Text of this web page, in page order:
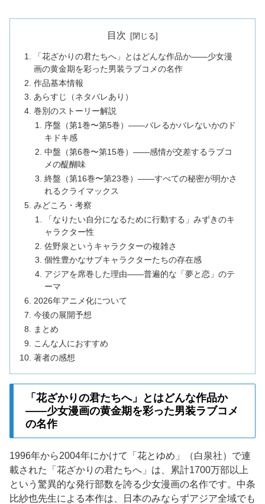
目次
「花ざかりの君たちへ」とはどんな作品か——少女漫
画の黄金期を彩った男装ラブコメの名作
作品基本情報
あらすじ（ネタバレあり）
巻別のストーリー解説
序盤（第1巻〜第5巻）——バレるかバレないかのド
キドキ感
中盤（第6巻〜第15巻）——感情が交差するラブコ
メの醍醐味
終盤（第16巻〜第23巻）——すべての秘密が明かさ
れるクライマックス
みどころ・考察
「なりたい自分になるために行動する」みずきのキ
ャラクター性
佐野泉というキャラクターの複雑さ
個性豊かなサブキャラクターたちの存在感
アジアを席巻した理由——普遍的な「夢と恋」のテ
ーマ
2026年アニメ化について
今後の展開予想
まとめ
こんな人におすすめ
著者の感想
「花ざかりの君たちへ」とはどんな作品か
——少女漫画の黄金期を彩った男装ラブコメ
の名作
1996年から2004年にかけて「花とゆめ」（白泉社）で連
載された「花ざかりの君たちへ」は、累計1700万部以上
という驚異的な発行部数を誇る少女漫画の名作です。中条
比紗也先生による本作は、日本のみならずアジア全域でも